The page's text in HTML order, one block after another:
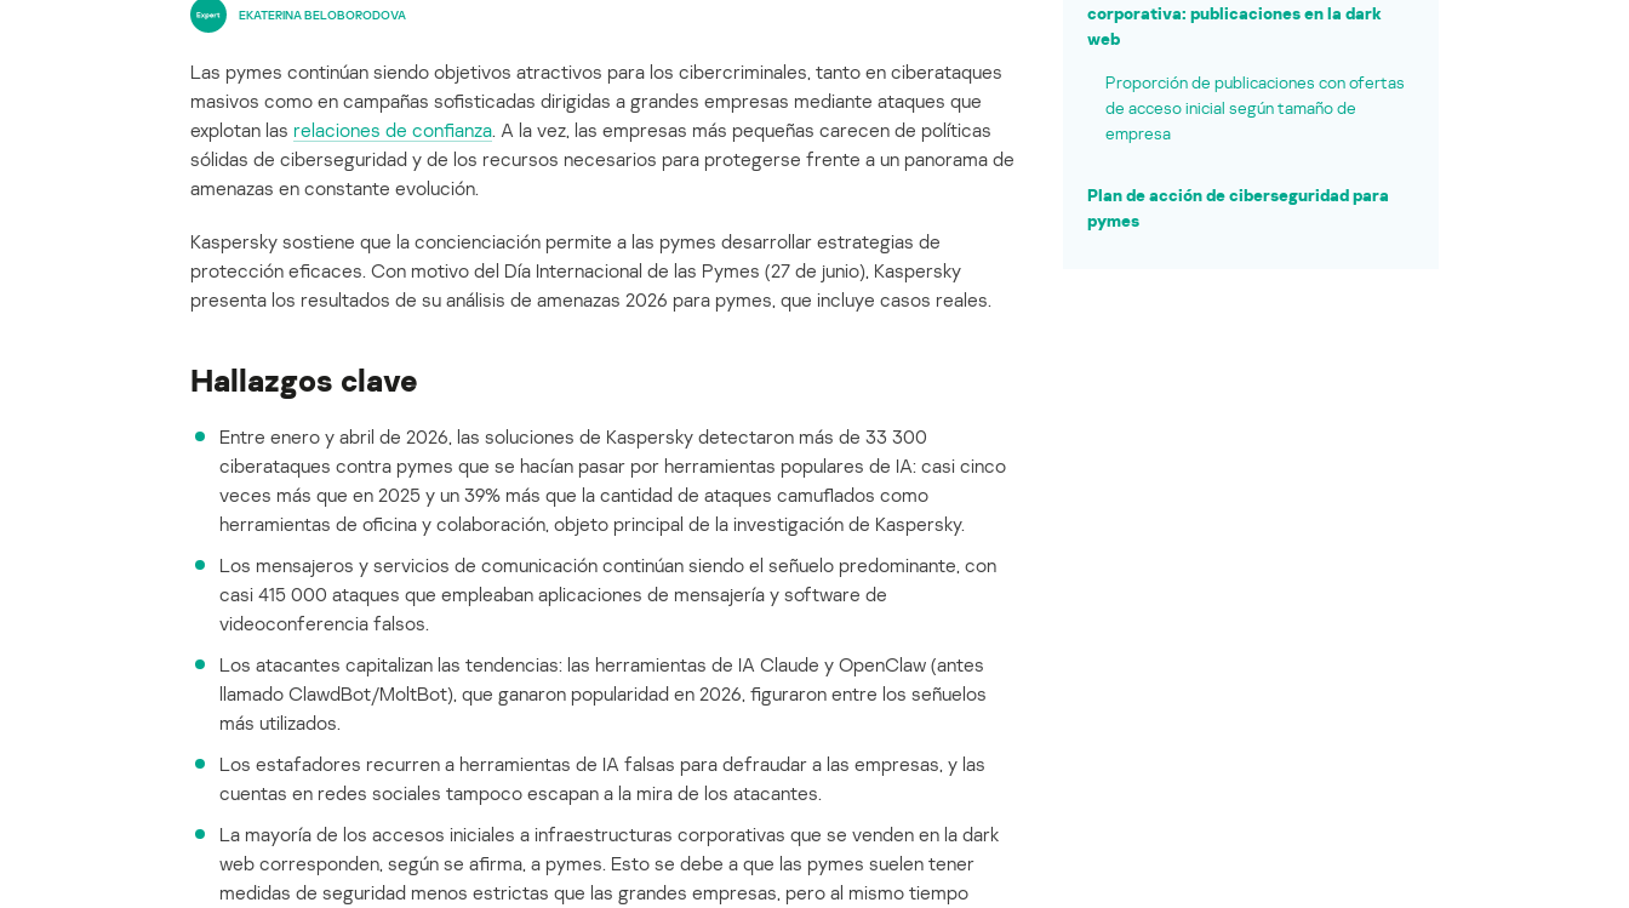
EKATERINA BELOBORODOVA
Las pymes continúan siendo objetivos atractivos para los cibercriminales, tanto en ciberataques
masivos como en campañas sofisticadas dirigidas a grandes empresas mediante ataques que
explotan las relaciones de confianza. A la vez, las empresas más pequeñas carecen de políticas
sólidas de ciberseguridad y de los recursos necesarios para protegerse frente a un panorama de
amenazas en constante evolución.
Kaspersky sostiene que la concienciación permite a las pymes desarrollar estrategias de
protección eficaces. Con motivo del Día Internacional de las Pymes (27 de junio), Kaspersky
presenta los resultados de su análisis de amenazas 2026 para pymes, que incluye casos reales.
Hallazgos clave
Entre enero y abril de 2026, las soluciones de Kaspersky detectaron más de 33 300
ciberataques contra pymes que se hacían pasar por herramientas populares de IA: casi cinco
veces más que en 2025 y un 39% más que la cantidad de ataques camuflados como
herramientas de oficina y colaboración, objeto principal de la investigación de Kaspersky.
Los mensajeros y servicios de comunicación continúan siendo el señuelo predominante, con
casi 415 000 ataques que empleaban aplicaciones de mensajería y software de
videoconferencia falsos.
Los atacantes capitalizan las tendencias: las herramientas de IA Claude y OpenClaw (antes
llamado ClawdBot/MoltBot), que ganaron popularidad en 2026, figuraron entre los señuelos
más utilizados.
Los estafadores recurren a herramientas de IA falsas para defraudar a las empresas, y las
cuentas en redes sociales tampoco escapan a la mira de los atacantes.
La mayoría de los accesos iniciales a infraestructuras corporativas que se venden en la dark
web corresponden, según se afirma, a pymes. Esto se debe a que las pymes suelen tener
medidas de seguridad menos estrictas que las grandes empresas, pero al mismo tiempo
corporativa: publicaciones en la dark
web
Proporción de publicaciones con ofertas
de acceso inicial según tamaño de
empresa
Plan de acción de ciberseguridad para
pymes